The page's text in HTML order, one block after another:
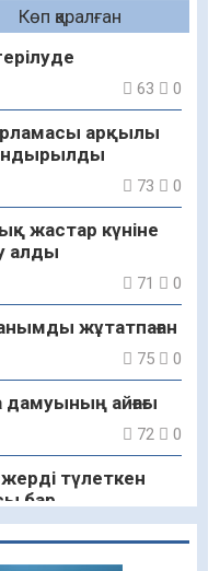
Көп қаралған
63 0
арқылы
73 0
жастар күніне
алды
71 0
жұтатпаған
75 0
айғағы
72 0
жерді түлеткен
бар